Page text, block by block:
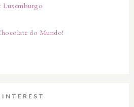
Luxemburgo
do Mundo!